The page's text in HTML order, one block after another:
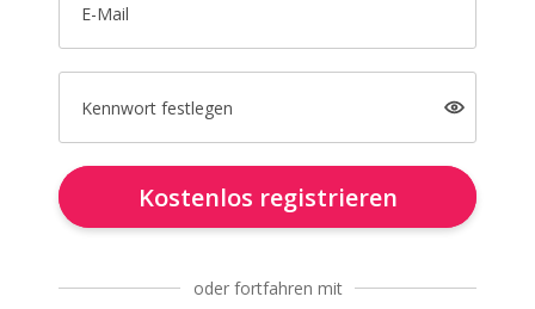
E-Mail
Kennwort festlegen
Kostenlos registrieren
oder fortfahren mit